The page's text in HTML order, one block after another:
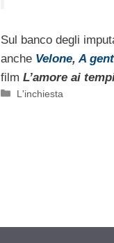
Sul banco degli
anche Velone, A
film L’amore ai
Categorie
L'inchiesta